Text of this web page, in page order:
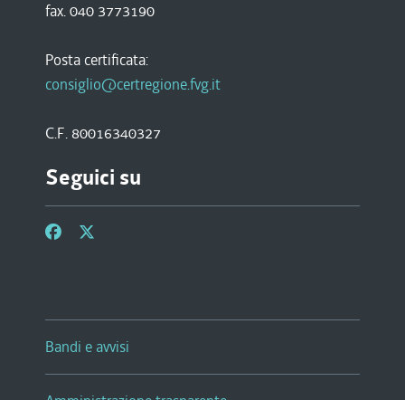
fax. 040 3773190
Posta certificata:
consiglio@certregione.fvg.it
C.F. 80016340327
Seguici su
Bandi e avvisi